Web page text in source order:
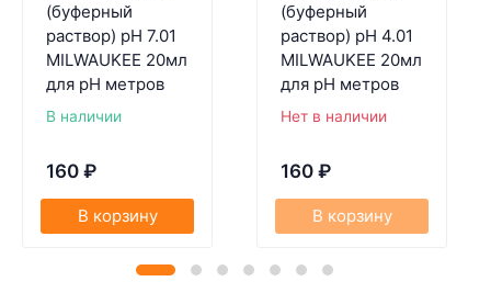
(буферный
раствор) pH 7.01
MILWAUKEE 20мл
для pH метров
В наличии
160 ₽
В корзину
(буферный
раствор) pH 4.01
MILWAUKEE 20мл
для pH метров
Нет в наличии
160 ₽
В корзину